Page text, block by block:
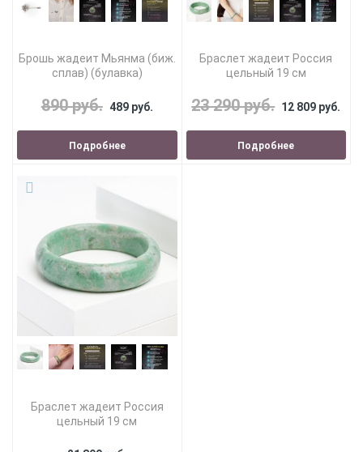
Брошь жадеит Мьянма (биж.
сплав) (булавка)
890 руб. 489 руб.
Подробнее
Браслет жадеит Россия
цельный 19 см
23 290 руб. 12 809 руб.
Подробнее
Браслет жадеит Россия
цельный 19 см